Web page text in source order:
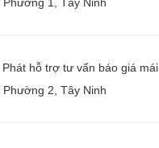
hỗ trợ tư vấn báo giá mái
Phường 2, Tây Ninh